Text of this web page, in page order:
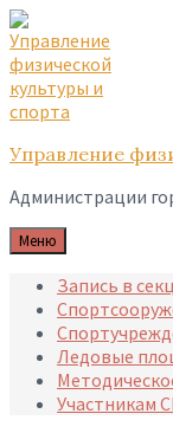
Skip
to
content
Skip
to
main
navigation
Skip
to
footer
Управление
Администрации
Меню
Запись в
Ледовые
Участникам